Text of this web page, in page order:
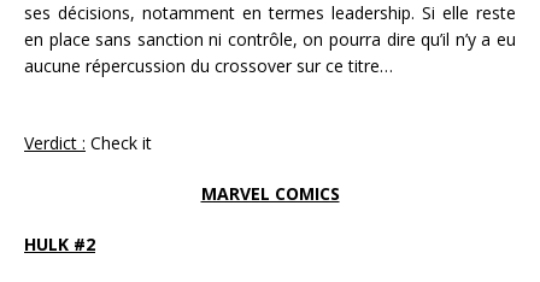
ses décisions, notamment en termes leadership. Si elle reste
en place sans sanction ni contrôle, on pourra dire qu’il n’y a eu
aucune répercussion du crossover sur ce titre…
Verdict : Check it
MARVEL COMICS
HULK #2